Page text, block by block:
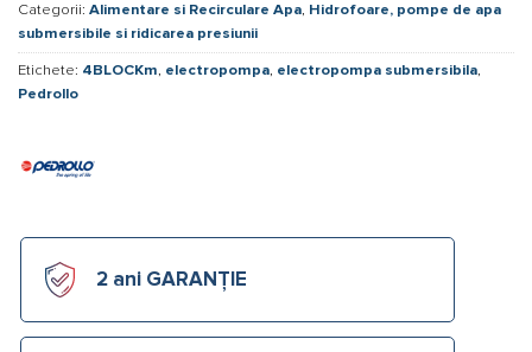
Categorii: Alimentare si Recirculare Apa, Hidrofoare, pompe de apa
submersibile si ridicarea presiunii
Etichete: 4BLOCKm, electropompa, electropompa submersibila,
Pedrollo
2 ani GARANȚIE